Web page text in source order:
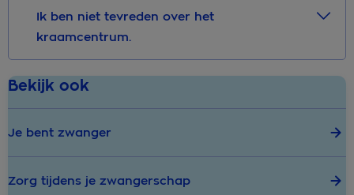
Ik ben niet tevreden over het
kraamcentrum.
Bekijk ook
Je bent zwanger
Zorg tijdens je zwangerschap